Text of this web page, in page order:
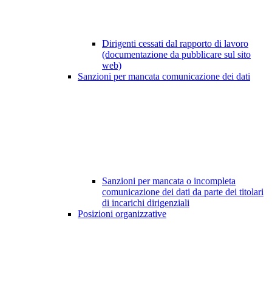
Dirigenti cessati dal rapporto di lavoro
(documentazione da pubblicare sul sito
web)
Sanzioni per mancata comunicazione dei dati
Sanzioni per mancata o incompleta
comunicazione dei dati da parte dei titolari
di incarichi dirigenziali
Posizioni organizzative